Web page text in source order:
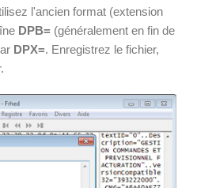
l'ancien format (extension
DPB= (généralement en fin de
DPX=. Enregistrez le fichier,